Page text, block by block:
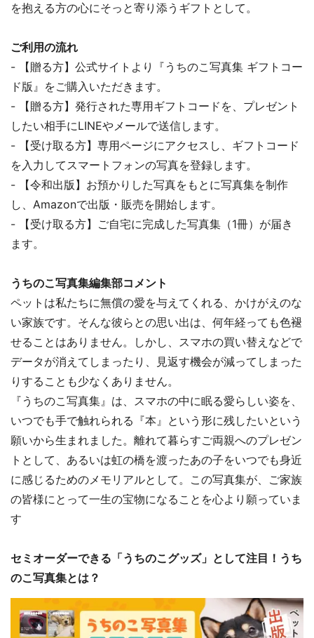
を抱える方の心にそっと寄り添うギフトとして。
ご利用の流れ
- 【贈る方】公式サイトより『うちのこ写真集 ギフトコー
ド版』をご購入いただきます。
- 【贈る方】発行された専用ギフトコードを、プレゼント
したい相手にLINEやメールで送信します。
- 【受け取る方】専用ページにアクセスし、ギフトコード
を入力してスマートフォンの写真を登録します。
- 【令和出版】お預かりした写真をもとに写真集を制作
し、Amazonで出版・販売を開始します。
- 【受け取る方】ご自宅に完成した写真集（1冊）が届き
ます。
うちのこ写真集編集部コメント
ペットは私たちに無償の愛を与えてくれる、かけがえのな
い家族です。そんな彼らとの思い出は、何年経っても色褪
せることはありません。しかし、スマホの買い替えなどで
データが消えてしまったり、見返す機会が減ってしまった
りすることも少なくありません。
『うちのこ写真集』は、スマホの中に眠る愛らしい姿を、
いつでも手で触れられる『本』という形に残したいという
願いから生まれました。離れて暮らすご両親へのプレゼン
トとして、あるいは虹の橋を渡ったあの子をいつでも身近
に感じるためのメモリアルとして。この写真集が、ご家族
の皆様にとって一生の宝物になることを心より願っていま
す
セミオーダーできる「うちのこグッズ」として注目！うち
のこ写真集とは？